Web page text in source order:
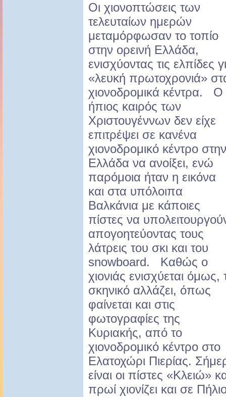
Οι χιονοπτώσεις των
τελευταίων ημερών
μεταμόρφωσαν το τοπίο
στην ορεινή Ελλάδα,
ενισχύοντας τις ελπίδες
«λευκή πρωτοχρονιά»
χιονοδρομικά κέντρα. Ο
ήπιος καιρός των
Χριστουγέννων δεν είχε
επιτρέψει σε κανένα
χιονοδρομικό κέντρο στην
Ελλάδα να ανοίξει, ενώ
παρόμοια ήταν η εικόνα
και στα υπόλοιπα
Βαλκάνια με κάποιες
πίστες να
απογοητεύοντας τους
λάτρεις του σκι και του
snowboard. Καθώς ο
χιονιάς ενισχύεται όμως,
σκηνικό αλλάζει, όπως
φαίνεται και στις
φωτογραφίες της
Κυριακής, από το
χιονοδρομικό κέντρο στο
Ελατοχώρι Πιερίας.
είναι οι πίστες
πρωί χιονίζει και σε